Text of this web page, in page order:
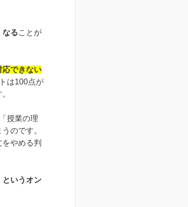
なることが
できない
は100点が
授業の理
のです。
やめる判
というオン